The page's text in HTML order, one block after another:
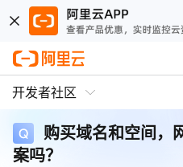
开发者社区
购买域名和空间，
案吗？